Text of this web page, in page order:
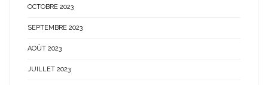
OCTOBRE 2023
SEPTEMBRE 2023
AOÛT 2023
JUILLET 2023